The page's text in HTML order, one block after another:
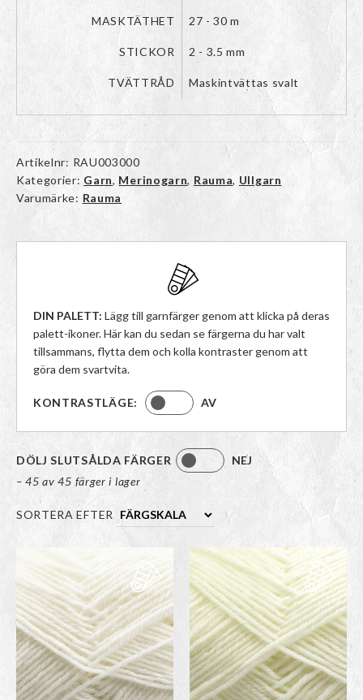
MASKTÄTHET 27 - 30 m
STICKOR 2 - 3.5 mm
TVÄTTRÅD Maskintvättas svalt
Artikelnr: RAU003000
Kategorier: Garn, Merinogarn, Rauma, Ullgarn
Varumärke: Rauma
DIN PALETT: Lägg till garnfärger genom att klicka på deras
palett-ikoner. Här kan du sedan se färgerna du har valt
tillsammans, flytta dem och kolla kontraster genom att
göra dem svartvita.
KONTRASTLÄGE: AV
DÖLJ SLUTSÅLDA FÄRGER
NEJ
– 45 av 45 färger i lager
SORTERA EFTER